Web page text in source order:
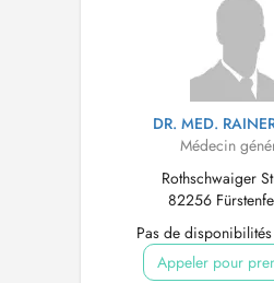
DR. MED.
Médecin
Rothschwaiger
82256
Pas de
Appeler pour